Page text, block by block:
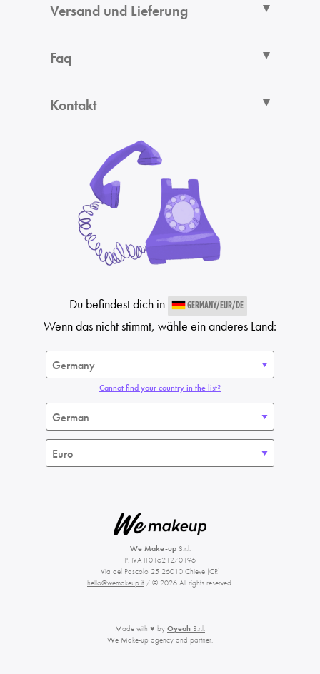
Versand und Lieferung
Faq
Kontakt
Du befindest dich in GERMANY/EUR/DE
Wenn das nicht stimmt, wähle ein anderes Land:
Cannot find your country in the list?
We Make-upS.r.l.
P. IVA IT01621270196
Via del Pascolo 25 26010 Chieve (CR)
hello@wemakeup.it / © 2026 All rights reserved.
Made with ♥ by Oyeah S.r.l.
We Make-up agency and partner.